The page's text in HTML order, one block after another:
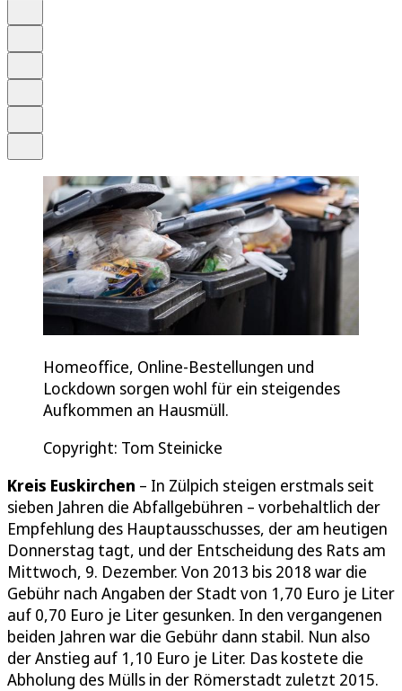
Homeoffice, Online-Bestellungen und
Lockdown sorgen wohl für ein steigendes
Aufkommen an Hausmüll.
Copyright: Tom Steinicke
Kreis Euskirchen – In Zülpich steigen erstmals seit
sieben Jahren die Abfallgebühren – vorbehaltlich der
Empfehlung des Hauptausschusses, der am heutigen
Donnerstag tagt, und der Entscheidung des Rats am
Mittwoch, 9. Dezember. Von 2013 bis 2018 war die
Gebühr nach Angaben der Stadt von 1,70 Euro je Liter
auf 0,70 Euro je Liter gesunken. In den vergangenen
beiden Jahren war die Gebühr dann stabil. Nun also
der Anstieg auf 1,10 Euro je Liter. Das kostete die
Abholung des Mülls in der Römerstadt zuletzt 2015.